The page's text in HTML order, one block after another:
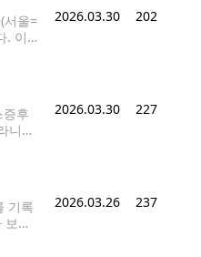
서울=
. 이
2026.03.30 202
후
니안
2026.03.30 227
기록
고
2026.03.26 237